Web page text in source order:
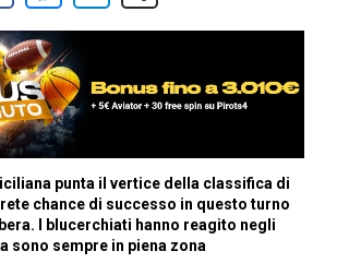
punta il vertice della classifica di
chance di successo in questo turno
I blucerchiati hanno reagito negli
sono sempre in piena zona